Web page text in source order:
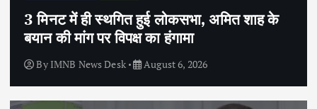
3 मिनट में ही स्थगित हुई लोकसभा, अमित शाह के
बयान की मांग पर विपक्ष का हंगामा
By IMNB News Desk August 6, 2026